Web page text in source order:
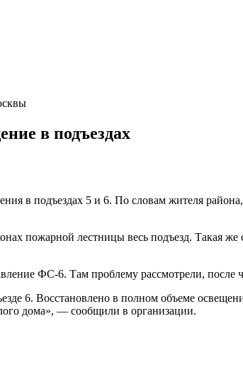
в подъездах
в подъездах 5 и 6. По словам жителя
пожарной лестницы весь подъезд. Такая
ФС-6. Там проблему рассмотрели,
6. Восстановлено в полном объеме
дома», — сообщили в организации.